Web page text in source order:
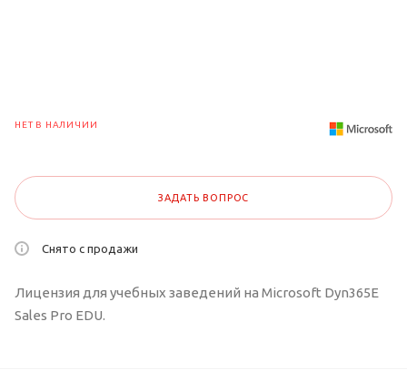
НЕТ В НАЛИЧИИ
ЗАДАТЬ ВОПРОС
Снято с продажи
Лицензия для учебных заведений на Microsoft Dyn365E
Sales Pro EDU.